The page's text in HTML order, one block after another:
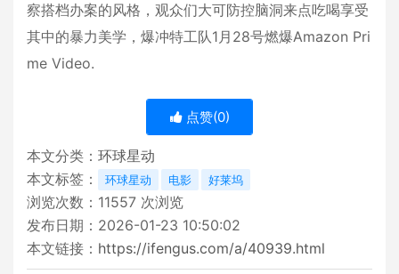
察搭档办案的风格，观众们大可防控脑洞来点吃喝享受
其中的暴力美学，爆冲特工队1月28号燃爆Amazon Pri
me Video.
点赞(0)
本文分类： 环球星动
本文标签：
环球星动 电影 好莱坞
浏览次数： 11557 次浏览
发布日期：2026-01-23 10:50:02
本文链接： https://ifengus.com/a/40939.html